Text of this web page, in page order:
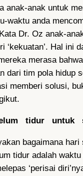
anak-anak untuk
waktu anda
Dr. Oz anak-
‘kekuatan’. Hal ini
merasa
dari tim pola hidup
memberi solusi,
tidur untuk
bagaimana hari
tidur adalah waktu
‘perisai